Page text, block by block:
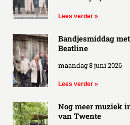
Lees verder »
Bandjesmiddag
Beatline
maandag 8 juni 2026
Lees verder »
Nog meer muziek
van Twente